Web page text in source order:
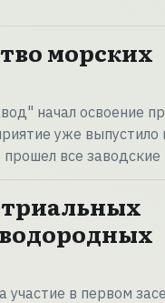
морских
начал освоение
уже выпустило
все
участие в первом